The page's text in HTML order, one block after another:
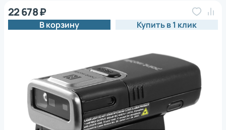
22 678 ₽
В корзину Купить в 1 клик